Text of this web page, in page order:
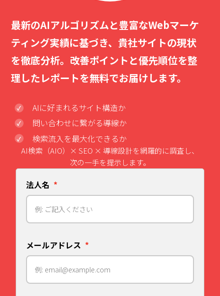
最新のAIアルゴリズムと豊富なWebマーケ
ティング実績に基づき、貴社サイトの現状
を徹底分析。改善ポイントと優先順位を整
理したレポートを無料でお届けします。
AIに好まれるサイト構造か
問い合わせに繋がる導線か
検索流入を最大化できるか
AI検索（AIO）× SEO × 導線設計を網羅的に調査し、
次の一手を提示します。
法人名 *
メールアドレス *